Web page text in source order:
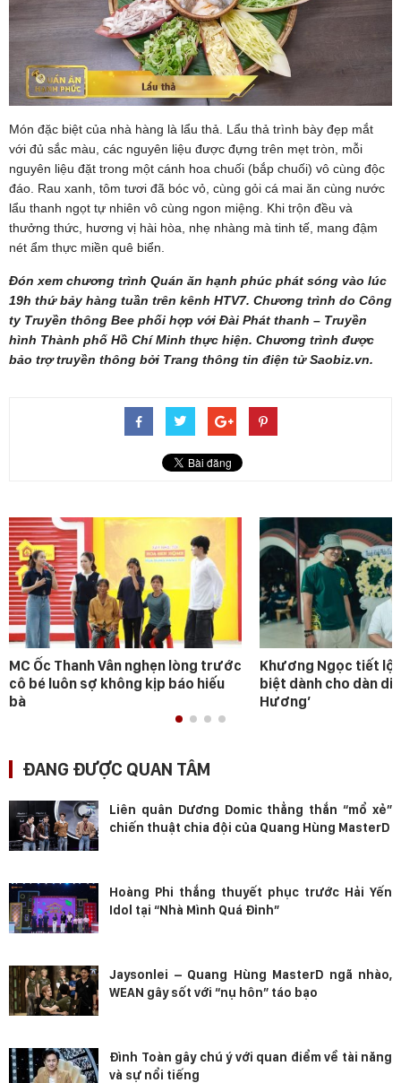
Món đặc biệt của nhà hàng là lẩu thả. Lẩu thả trình bày đẹp mắt
với đủ sắc màu, các nguyên liệu được đựng trên mẹt tròn, mỗi
nguyên liệu đặt trong một cánh hoa chuối (bắp chuối) vô cùng độc
đáo. Rau xanh, tôm tươi đã bóc vỏ, cùng gỏi cá mai ăn cùng nước
lẩu thanh ngọt tự nhiên vô cùng ngon miệng. Khi trộn đều và
thưởng thức, hương vị hài hòa, nhẹ nhàng mà tinh tế, mang đậm
nét ẩm thực miền quê biển.
Đón xem chương trình Quán ăn hạnh phúc phát sóng vào lúc
19h thứ bảy hàng tuần trên kênh HTV7. Chương trình do Công
ty Truyền thông Bee phối hợp với Đài Phát thanh – Truyền
hình Thành phố Hồ Chí Minh thực hiện. Chương trình được
bảo trợ truyền thông bởi Trang thông tin điện tử Saobiz.vn.
MC Ốc Thanh Vân nghẹn lòng trước
cô bé luôn sợ không kịp báo hiếu
bà
Khương Ngọc tiết lộ
biệt dành cho dàn
Hương’
ĐANG ĐƯỢC QUAN TÂM
Liên quân Dương Domic thẳng thắn “mổ xẻ”
chiến thuật chia đội của Quang Hùng MasterD
Hoàng Phi thắng thuyết phục trước Hải Yến
Idol tại “Nhà Mình Quá Đỉnh”
Jaysonlei – Quang Hùng MasterD ngã nhào,
WEAN gây sốt với “nụ hôn” táo bạo
Đình Toàn gây chú ý với quan điểm về tài năng
và sự nổi tiếng